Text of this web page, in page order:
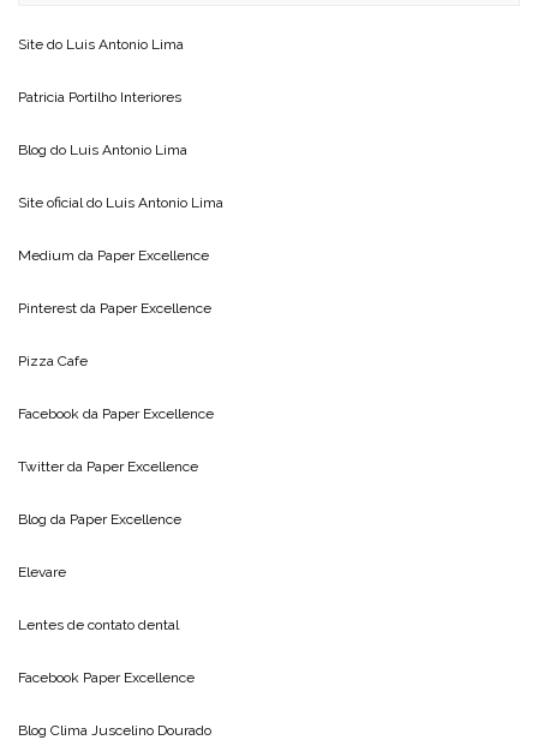
Site do Luis Antonio Lima
Patricia Portilho Interiores
Blog do Luis Antonio Lima
Site oficial do Luis Antonio Lima
Medium da Paper Excellence
Pinterest da Paper Excellence
Pizza Cafe
Facebook da Paper Excellence
Twitter da Paper Excellence
Blog da Paper Excellence
Elevare
Lentes de contato dental
Facebook Paper Excellence
Blog Clima Juscelino Dourado